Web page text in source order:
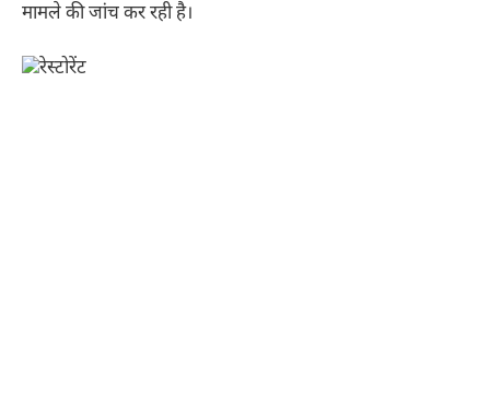
मामले की जांच कर रही है।